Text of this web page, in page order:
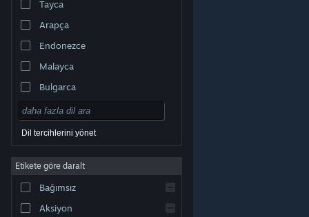
Masaüstü internet sitesini görüntüle
Tayca
Arapça
Endonezce
Malayca
Bulgarca
Çekçe
Danca
Almanca
İngilizce
Kastilya İspanyolcası
Latin Amerika İspanyolcası
Dil tercihlerini yönet
Etikete göre daralt
Bağımsız
Aksiyon